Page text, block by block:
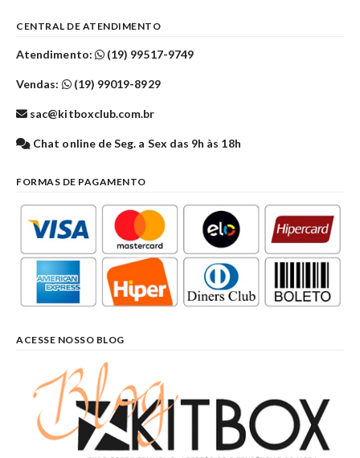
CENTRAL DE ATENDIMENTO
Atendimento: (19) 99517-9749
Vendas: (19) 99019-8929
sac@kitboxclub.com.br
Chat online de Seg. a Sex das 9h às 18h
FORMAS DE PAGAMENTO
ACESSE NOSSO BLOG